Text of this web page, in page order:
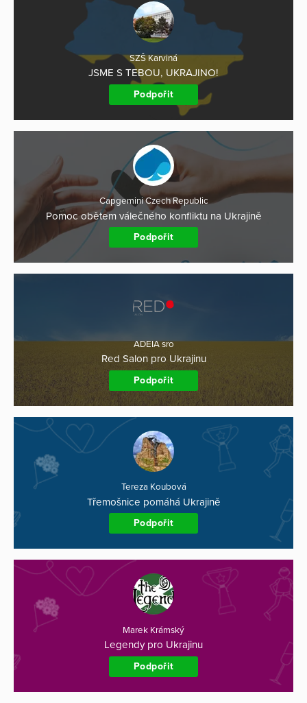
SZŠ Karviná
JSME S TEBOU, UKRAJINO!
Podpořit
Capgemini Czech Republic
Pomoc obětem válečného konfliktu na Ukrajině
Podpořit
ADEIA sro
Red Salon pro Ukrajinu
Podpořit
Tereza Koubová
Třemošnice pomáhá Ukrajině
Podpořit
Marek Krámský
Legendy pro Ukrajinu
Podpořit